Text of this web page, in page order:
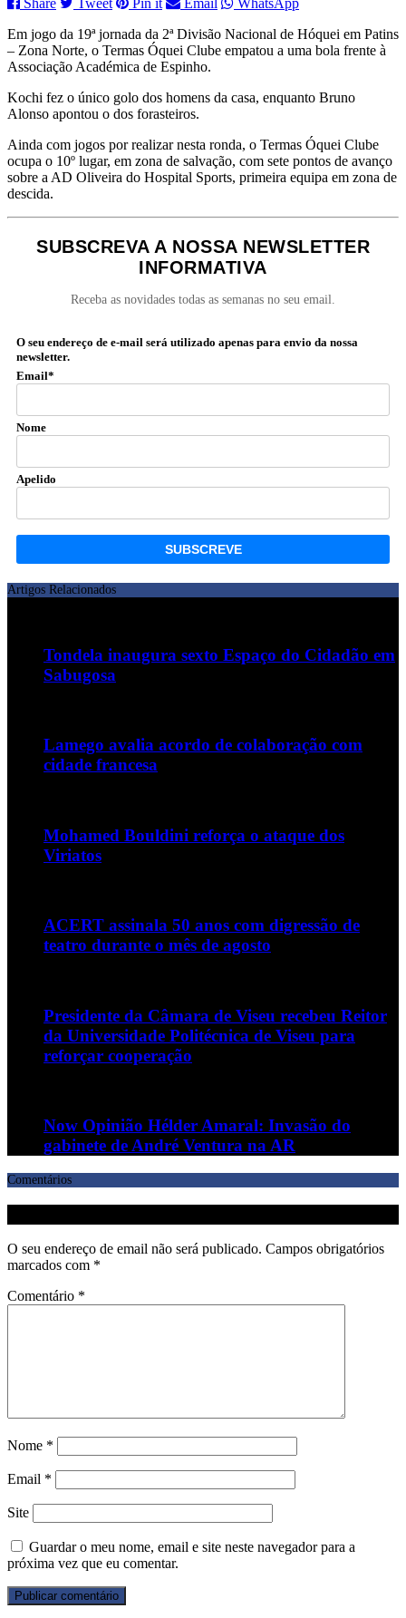
Share Tweet Pin it Email
WhatsApp
Em jogo da 19ª jornada da 2ª Divisão Nacional de Hóquei em Patins
– Zona Norte, o Termas Óquei Clube empatou a uma bola frente à
Associação Académica de Espinho.
Kochi fez o único golo dos homens da casa, enquanto Bruno
Alonso apontou o dos forasteiros.
Ainda com jogos por realizar nesta ronda, o Termas Óquei Clube
ocupa o 10º lugar, em zona de salvação, com sete pontos de avanço
sobre a AD Oliveira do Hospital Sports, primeira equipa em zona de
descida.
SUBSCREVA A NOSSA NEWSLETTER
INFORMATIVA
Receba as novidades todas as semanas no seu email.
O seu endereço de e-mail será utilizado apenas para envio da nossa
newsletter.
Email*
Nome
Apelido
Artigos Relacionados
Tondela inaugura sexto Espaço do Cidadão em
Sabugosa
Lamego avalia acordo de colaboração com
cidade francesa
Mohamed Bouldini reforça o ataque dos
Viriatos
ACERT assinala 50 anos com digressão de
teatro durante o mês de agosto
Presidente da Câmara de Viseu recebeu Reitor
da Universidade Politécnica de Viseu para
reforçar cooperação
Now Opinião Hélder Amaral: Invasão do
gabinete de André Ventura na AR
Comentários
O seu endereço de email não será publicado. Campos obrigatórios
marcados com *
Comentário *
Nome *
Email *
Site
Guardar o meu nome, email e site neste navegador para a
próxima vez que eu comentar.